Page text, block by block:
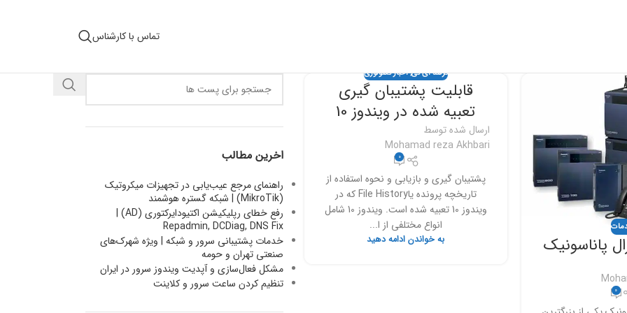
تماس با کارشناس
پاناسونیک
0
ترفند آی تی,اخبار تکنولوژی
قابلیت پشتیبان گیری
تعبیه شده در ویندوز 10
ارسال شده توسط
Mohamad reza Akhbari
0
پشتیبان گیری و بازیابی و نحوه استفاده از
تاریخچه پرونده یاFile History که در
ویندوز 10 تعبیه شده است. ویندوز 10 شامل
انواع مختلفی از ا...
به خواندن ادامه دهید
اخرین مطالب
راهنمای مرجع عیب‌یابی در تجهیزات میکروتیک
(MikroTik) | شبکه گستره هوشمند
رفع خطای رپلیکیشن اکتیودایرکتوری (AD) |
Repadmin, DCDiag, DNS Fix
خدمات پشتیبانی سرور و شبکه | ویژه شهرک‌های
صنعتی تهران و حومه
مشکل فعال‌سازی و آپدیت ویندوز سرور در ایران
تنظیم کردن ساعت سرور و کلاینت